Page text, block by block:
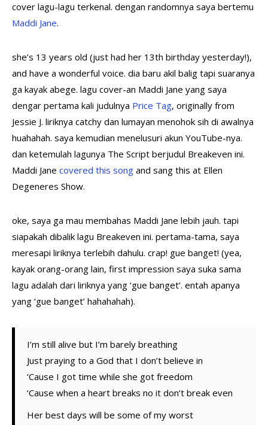
cover lagu-lagu terkenal. dengan randomnya saya bertemu
Maddi Jane.
she’s 13 years old (just had her 13th birthday yesterday!),
and have a wonderful voice. dia baru akil balig tapi suaranya
ga kayak abege. lagu cover-an Maddi Jane yang saya
dengar pertama kali judulnya Price Tag, originally from
Jessie J. liriknya catchy dan lumayan menohok sih di awalnya
huahahah. saya kemudian menelusuri akun YouTube-nya.
dan ketemulah lagunya The Script berjudul Breakeven ini.
Maddi Jane covered this song and sang this at Ellen
Degeneres Show.
oke, saya ga mau membahas Maddi Jane lebih jauh. tapi
siapakah dibalik lagu Breakeven ini. pertama-tama, saya
meresapi liriknya terlebih dahulu. crap! gue banget! (yea,
kayak orang-orang lain, first impression saya suka sama
lagu adalah dari liriknya yang ‘gue banget’. entah apanya
yang ‘gue banget’ hahahahah).
I’m still alive but I’m barely breathing
Just praying to a God that I don’t believe in
‘Cause I got time while she got freedom
‘Cause when a heart breaks no it don’t break even
Her best days will be some of my worst